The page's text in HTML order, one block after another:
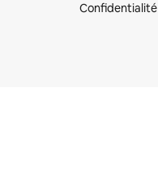
Confidentialité